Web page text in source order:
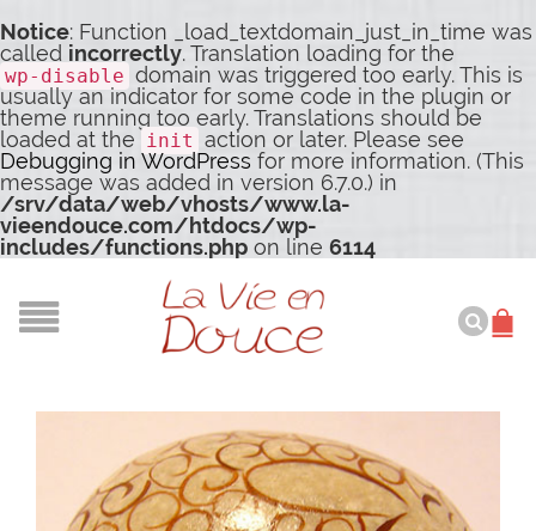
Notice: Function _load_textdomain_just_in_time was
called incorrectly. Translation loading for the
wp-disable domain was triggered too early. This is
usually an indicator for some code in the plugin or
theme running too early. Translations should be
loaded at the init action or later. Please see
Debugging in WordPress for more information. (This
message was added in version 6.7.0.) in
/srv/data/web/vhosts/www.la-
vieendouce.com/htdocs/wp-
includes/functions.php on line 6114